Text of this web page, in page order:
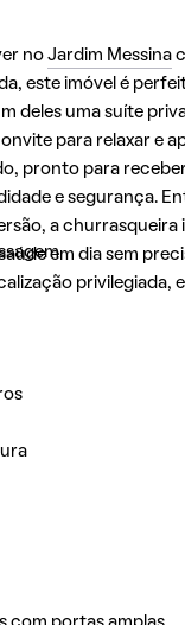
no Jardim Messina
este imóvel é
deles uma suíte
para relaxar e
pronto para
e segurança.
a
em dia sem
privilegiada,